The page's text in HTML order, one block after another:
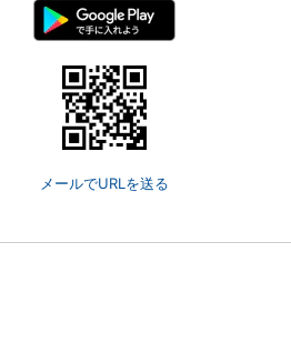
メールでURLを送る